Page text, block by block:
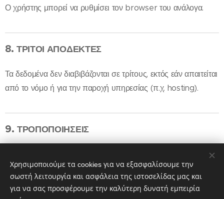
Ο χρήστης μπορεί να ρυθμίσει τον browser του ανάλογα.
8.ΤΡΙΤΟΙ ΑΠΟΔΕΚΤΕΣ
Τα δεδομένα δεν διαβιβάζονται σε τρίτους, εκτός εάν απαιτείται
από το νόμο ή για την παροχή υπηρεσίας (π.χ. hosting).
9.ΤΡΟΠΟΠΟΙΗΣΕΙΣ
προειδοποίηση.
Χρησιμοποιούμε τα cookies για να εξασφαλίσουμε την
σωστή λειτουργία και ασφάλεια της ιστοσελίδας μας και
για να σας προσφέρουμε την καλύτερη δυνατή εμπειρία